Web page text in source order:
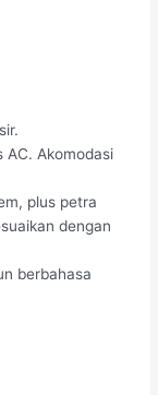
AC. Akomodasi
plus petra
dengan
berbahasa